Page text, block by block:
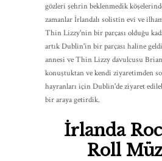
gözleri şehrin beklenmedik
zamanlar İrlandalı solistin evi ve
Thin Lizzy'nin bir parçası olduğu
artık Dublin'in bir parçası haline
annesi ve Thin Lizzy davulcusu
konuştuktan ve kendi ziyaretimden
hayranları için Dublin'de ziyaret
bir araya getirdik.
İrlanda
Roll